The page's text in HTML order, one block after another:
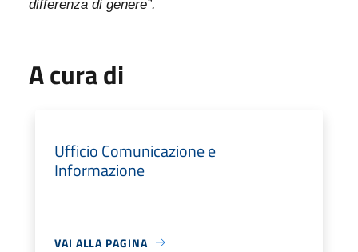
differenza di genere”.
A cura di
Ufficio Comunicazione e
Informazione
VAI ALLA PAGINA